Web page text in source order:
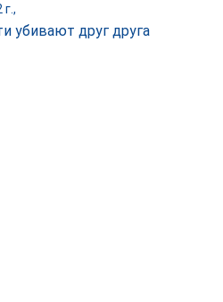
убивают друг друга